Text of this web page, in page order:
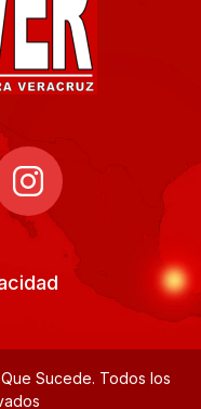
Sucede. Todos los